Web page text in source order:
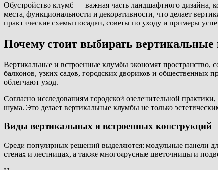
Обустройство клумб — важная часть ландшафтного дизайна,
места, функциональности и декоративности, что делает
практические схемы посадки, советы по уходу и примеры
Почему стоит выбирать
Вертикальные и встроенные клумбы экономят пространство,
балконов, узких садов, городских двориков и общественных
облегчают уход.
Согласно исследованиям городской озеленительной
шума. Это делает вертикальные клумбы не только
Виды вертикальных и встроенных конструкций
Среди популярных решений выделяются: модульные панели
стенах и лестницах, а также многоярусные цветочницы и